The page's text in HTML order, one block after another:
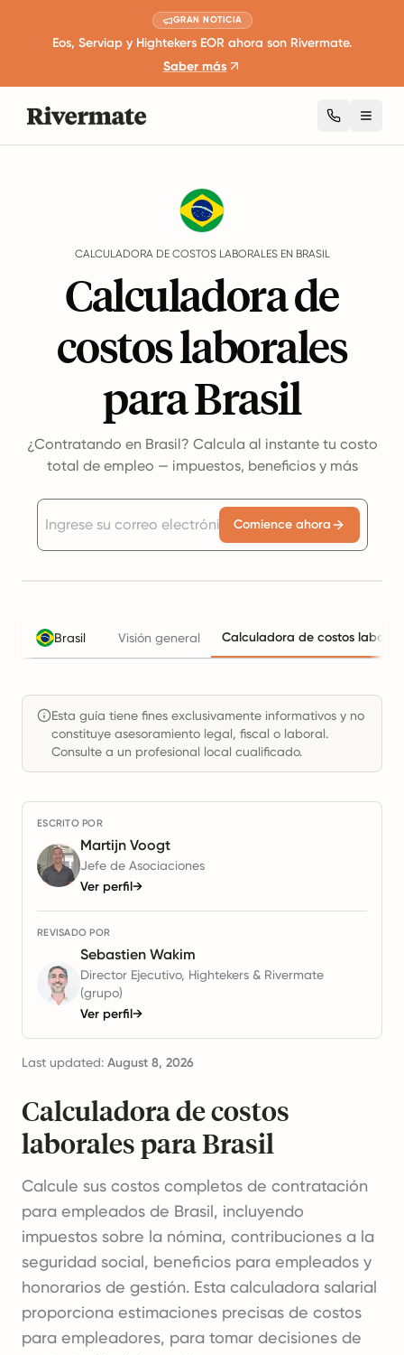
GRAN NOTICIA
Eos, Serviap y Hightekers EOR ahora son Rivermate.
Saber más
CALCULADORA DE COSTOS LABORALES EN BRASIL
Calculadora de
costos laborales
para Brasil
¿Contratando en Brasil? Calcula al instante tu costo
total de empleo — impuestos, beneficios y más
Comience ahora
Brasil Visión general Calculadora de costos
Esta guía tiene fines exclusivamente informativos y no
constituye asesoramiento legal, fiscal o laboral.
Consulte a un profesional local cualificado.
ESCRITO POR
Martijn Voogt
Jefe de Asociaciones
Ver perfil→
REVISADO POR
Sebastien Wakim
Director Ejecutivo, Hightekers & Rivermate
(grupo)
Ver perfil→
Last updated: August 8, 2026
Calculadora de costos
laborales para Brasil
Calcule sus costos completos de contratación
para empleados de Brasil, incluyendo
impuestos sobre la nómina, contribuciones a la
seguridad social, beneficios para empleados y
honorarios de gestión. Esta calculadora salarial
proporciona estimaciones precisas de costos
para empleadores, para tomar decisiones de